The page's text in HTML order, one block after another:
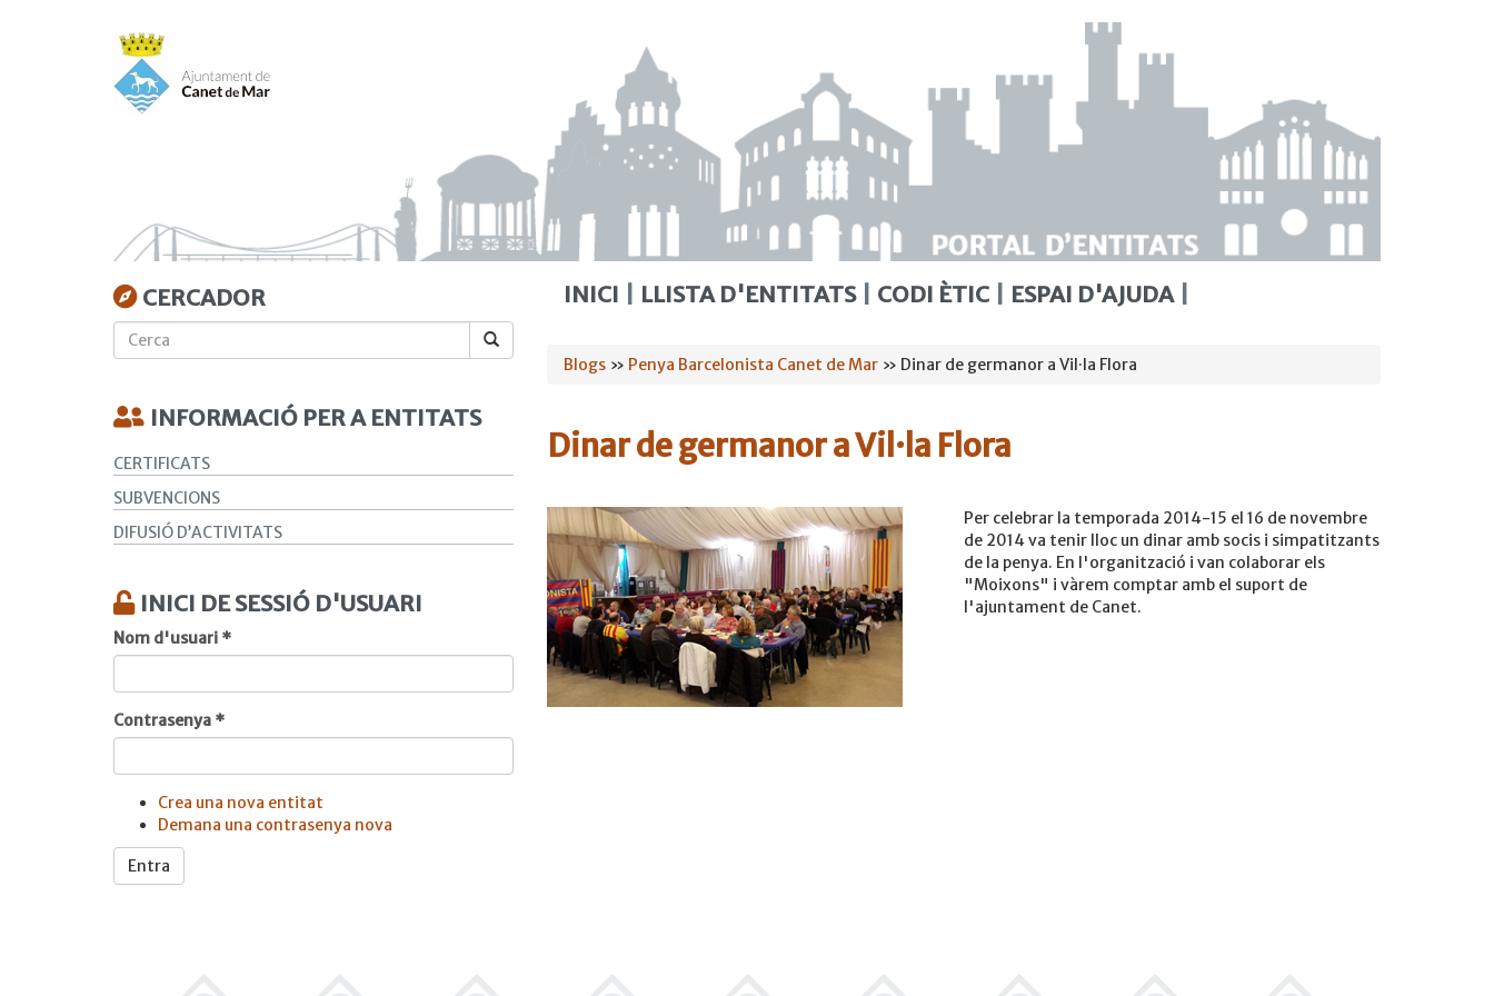
CERCADOR
INFORMACIÓ PER A ENTITATS
CERTIFICATS
SUBVENCIONS
DIFUSIÓ D’ACTIVITATS
INICI DE SESSIÓ D'USUARI
Nom d'usuari *
Contrasenya *
Crea una nova entitat
Demana una contrasenya nova
Entra
INICI LLISTA D'ENTITATS CODI ÈTIC ESPAI D'AJUDA
Esteu
Blogs » Penya Barcelonista Canet de Mar » Dinar de germanor a Vil·la Flora
Dinar de germanor a Vil·la Flora
Per celebrar la temporada 2014-15 el 16 de novembre
de 2014 va tenir lloc un dinar amb socis i simpatitzants
de la penya. En l'organització i van colaborar els
"Moixons" i vàrem comptar amb el suport de
l'ajuntament de Canet.